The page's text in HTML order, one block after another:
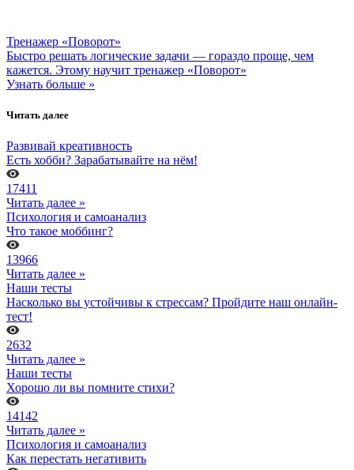
Тренажер «Поворот»
Быстро решать логические задачи — гораздо проще, чем
кажется. Этому научит тренажер «Поворот»
Узнать больше »
Читать далее
Развивай креативность
Есть хобби? Зарабатывайте на нём!
17411
Читать далее »
Психология и самоанализ
Что такое моббинг?
13966
Читать далее »
Наши тесты
Насколько вы устойчивы к стрессам? Пройдите наш онлайн-
тест!
2632
Читать далее »
Наши тесты
Хорошо ли вы помните стихи?
14142
Читать далее »
Психология и самоанализ
Как перестать негативить